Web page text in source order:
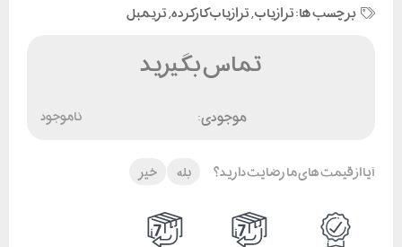
برچسب ها:ترازیاب,ترازیاب کارکرده,تریمبل
تماس بگیرید
موجودی: ناموجود
آیا از قیمت های ما رضایت دارید؟ بله خیر